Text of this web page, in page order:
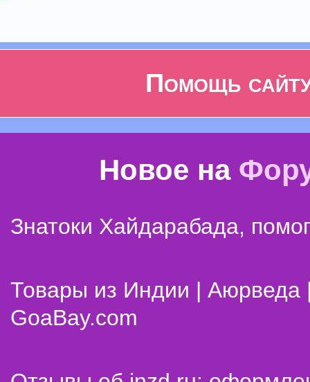
Помощь
Новое на
Знатоки Хайдарабада,
Товары из Индии | Аюрведа
GoaBay.com